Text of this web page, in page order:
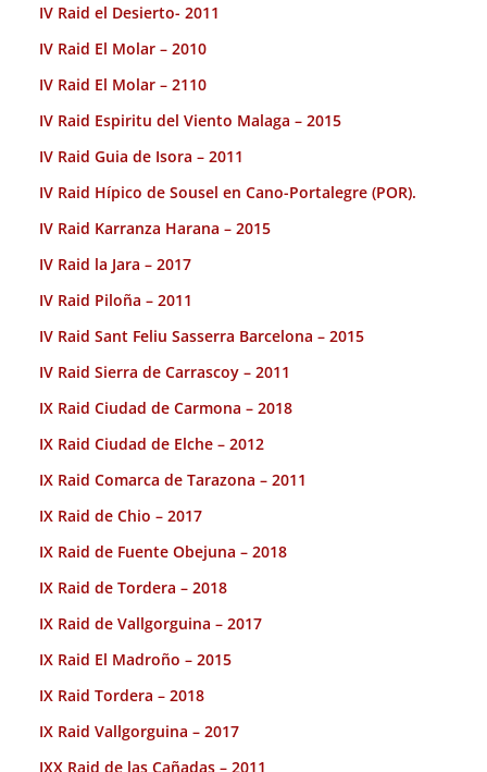
IV Raid el Desierto- 2011
IV Raid El Molar – 2010
IV Raid El Molar – 2110
IV Raid Espiritu del Viento Malaga – 2015
IV Raid Guia de Isora – 2011
IV Raid Hípico de Sousel en Cano-Portalegre (POR).
IV Raid Karranza Harana – 2015
IV Raid la Jara – 2017
IV Raid Piloña – 2011
IV Raid Sant Feliu Sasserra Barcelona – 2015
IV Raid Sierra de Carrascoy – 2011
IX Raid Ciudad de Carmona – 2018
IX Raid Ciudad de Elche – 2012
IX Raid Comarca de Tarazona – 2011
IX Raid de Chio – 2017
IX Raid de Fuente Obejuna – 2018
IX Raid de Tordera – 2018
IX Raid de Vallgorguina – 2017
IX Raid El Madroño – 2015
IX Raid Tordera – 2018
IX Raid Vallgorguina – 2017
IXX Raid de las Cañadas – 2011